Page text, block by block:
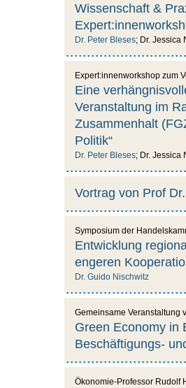
Wissenschaft &
Dr. Peter Bleses; Dr. Jessica
Expert:innenworkshop zum
Eine
Veranstaltung im
Zusammenhalt
Politik“
Dr. Peter Bleses; Dr. Jessica
Vortrag von Prof
Symposium der
Entwicklung
engeren
Dr. Guido Nischwitz
Gemeinsame Veranstaltung
Green Economy in
Beschäftigungs-
Ökonomie-Professor Rudolf